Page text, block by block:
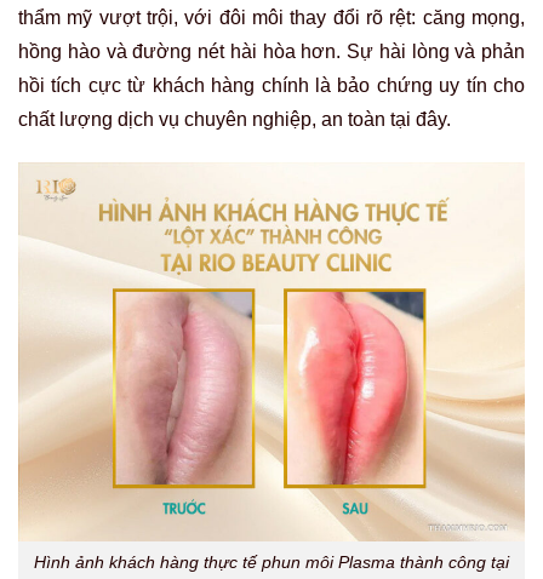
thẩm mỹ vượt trội, với đôi môi thay đổi rõ rệt: căng mọng,
hồng hào và đường nét hài hòa hơn. Sự hài lòng và phản
hồi tích cực từ khách hàng chính là bảo chứng uy tín cho
chất lượng dịch vụ chuyên nghiệp, an toàn tại đây.
Hình ảnh khách hàng thực tế phun môi Plasma thành công tại